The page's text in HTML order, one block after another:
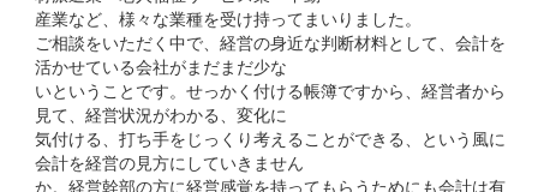
産業など、様々な業種を受け持ってまいりました。
ご相談をいただく中で、経営の身近な判断材料として、会計を
活かせている会社がまだまだ少な
いということです。せっかく付ける帳簿ですから、経営者から
見て、経営状況がわかる、変化に
気付ける、打ち手をじっくり考えることができる、という風に
会計を経営の見方にしていきません
か。経営幹部の方に経営感覚を持ってもらうためにも会計は有